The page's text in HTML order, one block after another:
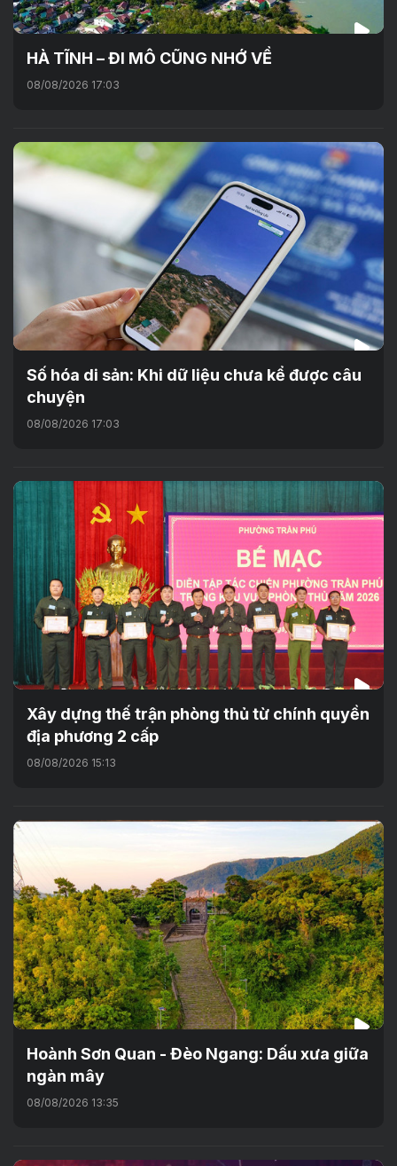
HÀ TĨNH – ĐI MÔ CŨNG NHỚ VỀ
08/08/2026 17:03
Số hóa di sản: Khi dữ liệu chưa kể được câu
chuyện
08/08/2026 17:03
Xây dựng thế trận phòng thủ từ chính quyền
địa phương 2 cấp
08/08/2026 15:13
Hoành Sơn Quan - Đèo Ngang: Dấu xưa giữa
ngàn mây
08/08/2026 13:35